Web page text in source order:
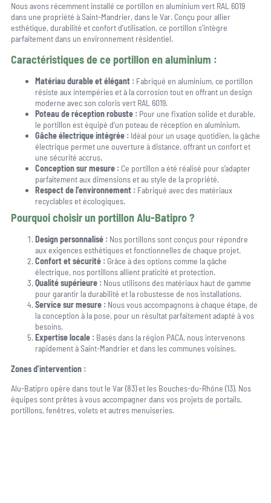
Nous avons récemment installé ce portillon en aluminium vert RAL 6019
dans une propriété à Saint-Mandrier, dans le Var. Conçu pour allier
esthétique, durabilité et confort d’utilisation, ce portillon s’intègre
parfaitement dans un environnement résidentiel.
Caractéristiques de ce portillon en aluminium :
Matériau durable et élégant :Fabriqué en aluminium, ce portillon
résiste aux intempéries et à la corrosion tout en offrant un design
moderne avec son coloris vert RAL 6019.
Poteau de réception robuste :Pour une fixation solide et durable,
le portillon est équipé d’un poteau de réception en aluminium.
Gâche électrique intégrée :Idéal pour un usage quotidien, la gâche
électrique permet une ouverture à distance, offrant un confort et
une sécurité accrus.
Conception sur mesure :Ce portillon a été réalisé pour s’adapter
parfaitement aux dimensions et au style de la propriété.
Respect de l’environnement :Fabriqué avec des matériaux
recyclables et écologiques.
Pourquoi choisir un portillon Alu-Batipro ?
Design personnalisé :Nos portillons sont conçus pour répondre
aux exigences esthétiques et fonctionnelles de chaque projet.
Confort et sécurité :Grâce à des options comme la gâche
électrique, nos portillons allient praticité et protection.
Qualité supérieure :Nous utilisons des matériaux haut de gamme
pour garantir la durabilité et la robustesse de nos installations.
Service sur mesure :Nous vous accompagnons à chaque étape, de
la conception à la pose, pour un résultat parfaitement adapté à vos
besoins.
Expertise locale :Basés dans la région PACA, nous intervenons
rapidement à Saint-Mandrier et dans les communes voisines.
Zones d’intervention :
Alu-Batipro opère dans tout le Var (83) et les Bouches-du-Rhône (13). Nos
équipes sont prêtes à vous accompagner dans vos projets de portails,
portillons, fenêtres, volets et autres menuiseries.